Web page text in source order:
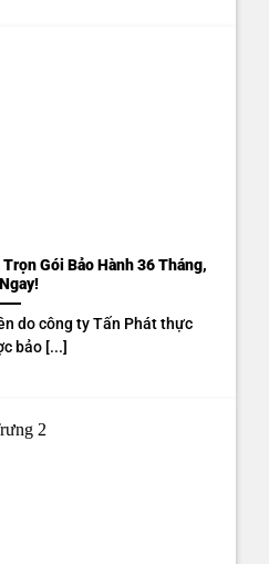
Gói Bảo Hành 36 Tháng,
do công ty Tấn Phát thực
bảo [...]